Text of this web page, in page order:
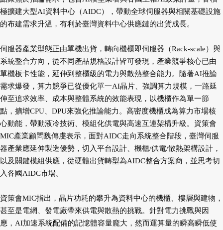
極擴建大型AI資料中心（AIDC），帶動全球伺服器與相關基礎設施
的布建需求升溫，有利於臺灣資料中心供應鏈的出貨成長。
伺服器產業型態正由單機出貨，轉向機櫃即伺服器（Rack-scale）與
系統整合方向，從不同產品規格設計皆可發現，產業競爭核心已由
單機板卡性能，延伸到整櫃級的電力與散熱整合能力。隨著AI推論
需求爆發，算力競爭已從優化單一AI晶片、強調算力規模，一路延
伸至追求效率、成本與整體系統的效能表現，以機櫃作為單一節
點，擴增CPU、DPU來強化推論能力。高密度機櫃成為算力市場核
心動能，帶動液冷技術、模組化供電與高速互連架構升級。資策會
MIC產業顧問魏傳虔表示，面對AIDC走向系統整合階段，臺灣伺服
器產業應延伸製造優勢，切入平台設計、機櫃/供電/散熱架構設計，
以及關鍵模組供應，從硬體出貨轉型為AIDC整合方案商，並思考切
入各國AIDC市場。
資策會MIC指出，晶片功耗的攀升為資料中心的機櫃、樓層與建物，
甚至是電網、發電廠帶來供電與散熱的挑戰。針對電力挑戰與因
應，AI加速系統配備的記憶體容量龐大，然而運算量的瞬高瞬低使